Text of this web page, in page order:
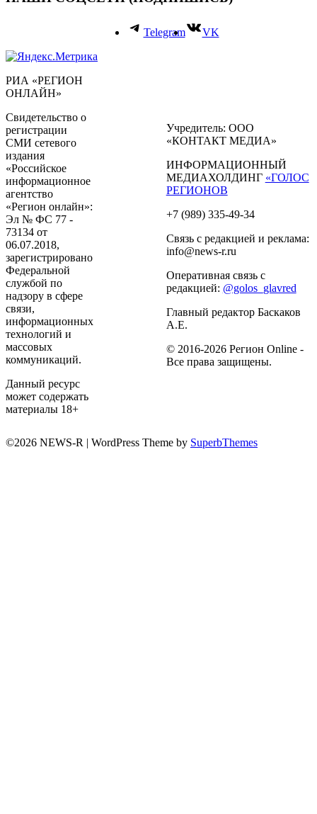
Telegram VK
РИА «РЕГИОН
ОНЛАЙН»
Свидетельство о
регистрации
СМИ сетевого
издания
«Российское
информационное
агентство
«Регион онлайн»:
Эл № ФС 77 -
73134 от
06.07.2018,
зарегистрировано
Федеральной
службой по
надзору в сфере
связи,
информационных
технологий и
массовых
коммуникаций.
Данный ресурс
может содержать
материалы 18+
Учредитель: ООО
«КОНТАКТ МЕДИА»
ИНФОРМАЦИОННЫЙ
МЕДИАХОЛДИНГ «ГОЛОС
РЕГИОНОВ
+7 (989) 335-49-34
Связь с редакцией и реклама:
info@news-r.ru
Оперативная связь с
редакцией: @golos_glavred
Главный редактор Баскаков
А.Е.
© 2016-2026 Регион Online -
Все права защищены.
©2026 NEWS-R | WordPress Theme by SuperbThemes